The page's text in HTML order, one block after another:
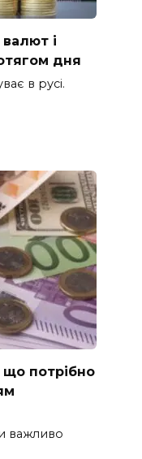
і
дня
в русі.
потрібно
важливо